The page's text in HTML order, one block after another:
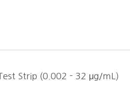
Strip (0.002 - 32 μg/mL)